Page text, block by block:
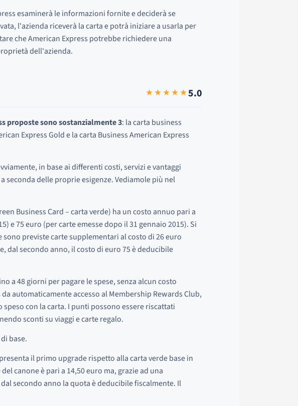
esaminerà le informazioni fornite e deciderà se
l'azienda riceverà la carta e potrà iniziare a usarla per
che American Express potrebbe richiedere una
dell'azienda.
★★★★★5.0
proposte sono sostanzialmente 3: la carta business
Express Gold e la carta Business American Express
in base ai differenti costi, servizi e vantaggi
seconda delle proprie esigenze. Vediamole più nel
Business Card – carta verde) ha un costo annuo pari a
e 75 euro (per carte emesse dopo il 31 gennaio 2015). Si
previste carte supplementari al costo di 26 euro
dal secondo anno, il costo di euro 75 è deducibile
a 48 giorni per pagare le spese, senza alcun costo
automaticamente accesso al Membership Rewards Club,
con la carta. I punti possono essere riscattati
sconti su viaggi e carte regalo.
base.
il primo upgrade rispetto alla carta verde base in
canone è pari a 14,50 euro ma, grazie ad una
secondo anno la quota è deducibile fiscalmente. Il